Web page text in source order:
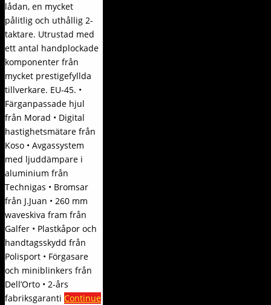
lådan, en mycket
pålitlig och uthållig 2-
taktare. Utrustad med
ett antal handplockade
komponenter från
mycket prestigefyllda
tillverkare. EU-45. •
Färganpassade hjul
från Morad • Digital
hastighetsmätare från
Koso • Avgassystem
med ljuddämpare i
aluminium från
Technigas • Bromsar
från J.Juan • 260 mm
waveskiva fram från
Galfer • Plastkåpor och
handtagsskydd från
Polisport • Förgasare
och miniblinkers från
Dell’Orto • 2-års
fabriksgaranti Continue